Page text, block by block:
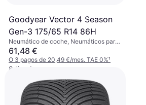
Goodyear Vector 4 Season
Gen-3 175/65 R14 86H
Neumático de coche, Neumáticos para
todas las estaciones, No, Perfil 65 %,
Índice de Velocidad H (210 km/h)
61,48 €
O 3 pagos de 20,49 €/mes. TAE 0%¹
8 tiendas